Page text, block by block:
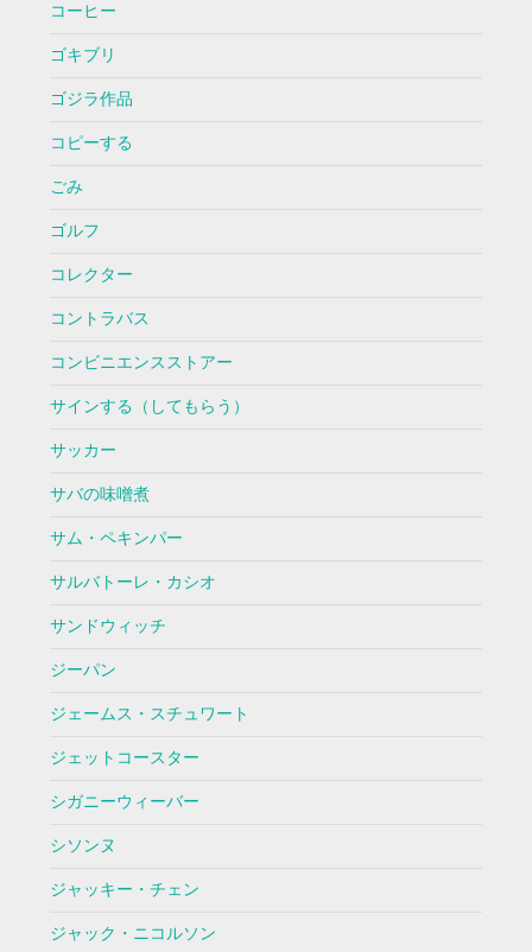
コーヒー
ゴキブリ
ゴジラ作品
コピーする
ごみ
ゴルフ
コレクター
コントラバス
コンビニエンスストアー
サインする（してもらう）
サッカー
サバの味噌煮
サム・ペキンパー
サルバトーレ・カシオ
サンドウィッチ
ジーパン
ジェームス・スチュワート
ジェットコースター
シガニーウィーバー
シソンヌ
ジャッキー・チェン
ジャック・ニコルソン